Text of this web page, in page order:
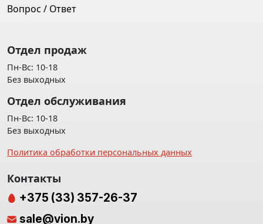
Вопрос / Ответ
Отдел продаж
Пн-Вс: 10-18
Без выходных
Отдел обслуживания
Пн-Вс: 10-18
Без выходных
Политика обработки персональных данных
Контакты
+375 (33) 357-26-37
sale@vion.by